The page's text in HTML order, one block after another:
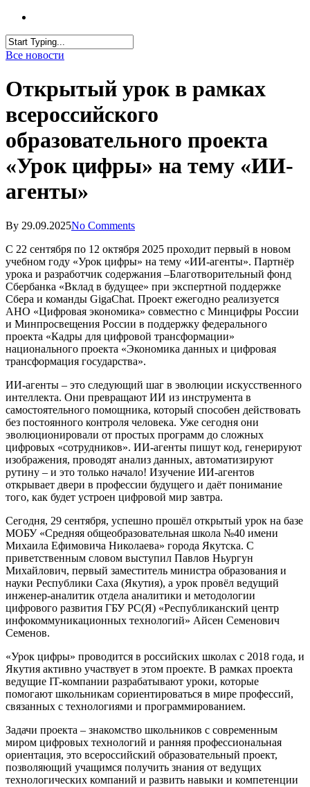
Все новости
Открытый урок в рамках
всероссийского
образовательного проекта
«Урок цифры» на тему «ИИ-
агенты»
By 29.09.2025No Comments
С 22 сентября по 12 октября 2025 проходит первый в новом
учебном году «Урок цифры» на тему «ИИ-агенты». Партнёр
урока и разработчик содержания –Благотворительный фонд
Сбербанка «Вклад в будущее» при экспертной поддержке
Сбера и команды GigaChat. Проект ежегодно реализуется
АНО «Цифровая экономика» совместно с Минцифры России
и Минпросвещения России в поддержку федерального
проекта «Кадры для цифровой трансформации»
национального проекта «Экономика данных и цифровая
трансформация государства».
ИИ-агенты – это следующий шаг в эволюции искусственного
интеллекта. Они превращают ИИ из инструмента в
самостоятельного помощника, который способен действовать
без постоянного контроля человека. Уже сегодня они
эволюционировали от простых программ до сложных
цифровых «сотрудников». ИИ-агенты пишут код, генерируют
изображения, проводят анализ данных, автоматизируют
рутину – и это только начало! Изучение ИИ-агентов
открывает двери в профессии будущего и даёт понимание
того, как будет устроен цифровой мир завтра.
Сегодня, 29 сентября, успешно прошёл открытый урок на базе
МОБУ «Средняя общеобразовательная школа №40 имени
Михаила Ефимовича Николаева» города Якутска. С
приветственным словом выступил Павлов Ньургун
Михайлович, первый заместитель министра образования и
науки Республики Саха (Якутия), а урок провёл ведущий
инженер-аналитик отдела аналитики и методологии
цифрового развития ГБУ РС(Я) «Республиканский центр
инфокоммуникационных технологий» Айсен Семенович
Семенов.
«Урок цифры» проводится в российских школах с 2018 года, и
Якутия активно участвует в этом проекте. В рамках проекта
ведущие IT-компании разрабатывают уроки, которые
помогают школьникам сориентироваться в мире профессий,
связанных с технологиями и программированием.
Задачи проекта – знакомство школьников с современным
миром цифровых технологий и ранняя профессиональная
ориентация, это всероссийский образовательный проект,
позволяющий учащимся получить знания от ведущих
технологических компаний и развить навыки и компетенции